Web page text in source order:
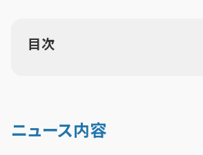
目次
ニュース内容